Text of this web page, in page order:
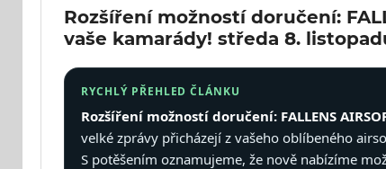
Rozšíření možností doručení:
vaše kamarády! středa 8.
RYCHLÝ PŘEHLED ČLÁNKU
Rozšíření možností doručení: FALLENS
velké zprávy přicházejí z vašeho oblíbeného
S potěšením oznamujeme, že nově nabízíme